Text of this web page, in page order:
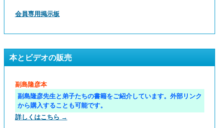
会員専用掲示板
本とビデオの販売
副島隆彦本
副島隆彦先生と弟子たちの書籍をご紹介しています。外部リンク
から購入することも可能です。
詳しくはこちら →